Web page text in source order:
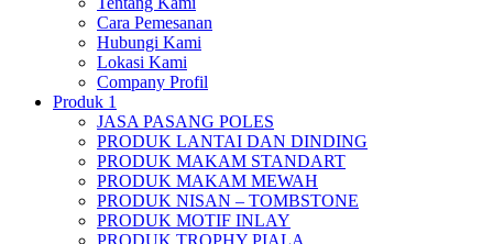
Cara Pemesanan
Hubungi Kami
Lokasi Kami
Company Profil
Produk 1
JASA PASANG POLES
PRODUK LANTAI DAN DINDING
PRODUK MAKAM STANDART
PRODUK MAKAM MEWAH
PRODUK NISAN – TOMBSTONE
PRODUK MOTIF INLAY
PRODUK TROPHY PIALA